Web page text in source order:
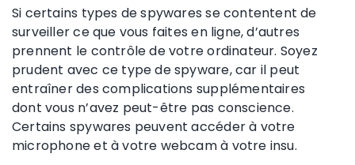
Si certains types de spywares se contentent de
surveiller ce que vous faites en ligne, d’autres
prennent le contrôle de votre ordinateur. Soyez
prudent avec ce type de spyware, car il peut
entraîner des complications supplémentaires
dont vous n’avez peut-être pas conscience.
Certains spywares peuvent accéder à votre
microphone et à votre webcam à votre insu.